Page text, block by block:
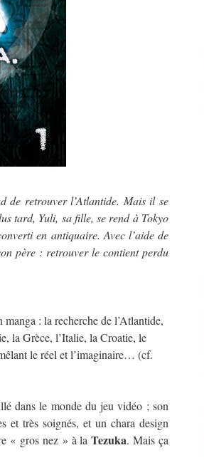
de retrouver l’Atlantide. Mais il se
tard, Yuli, sa fille, se rend à Tokyo
en antiquaire. Avec l’aide de
père : retrouver le contient perdu
: la recherche de l’Atlantide,
la Grèce, l’Italie, la Croatie, le
le réel et l’imaginaire… (cf.
dans le monde du jeu vidéo ; son
et très soignés, et un chara design
« gros nez » à laTezuka. Mais ça